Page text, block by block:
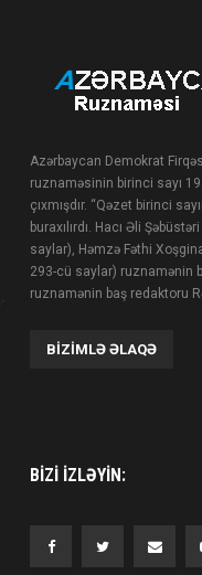
Azərbaycan Demokrat
ruznaməsinin birinci sayı
çıxmışdır. “Qəzet birinci
buraxılırdı. Hacı Əli
saylar), Həmzə Fəthi
293-cü saylar) ruznamənin
ruznamənin baş redaktoru
BIZIMLƏ ƏLAQƏ
BIZI IZLƏYIN: